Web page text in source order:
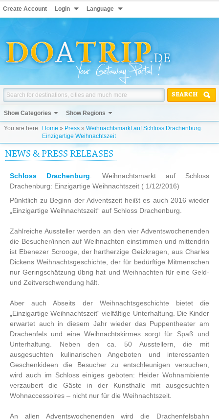
Create Account Login Language
SEARCH
Show Categories Show Regions
You are here: Home » Press » Weihnachtsmarkt auf Schloss Drachenburg:
Einzigartige Weihnachtszeit
NEWS & PRESS RELEASES
Schloss Drachenburg: Weihnachtsmarkt auf Schloss
Drachenburg: Einzigartige Weihnachtszeit ( 1/12/2016)
Pünktlich zu Beginn der Adventszeit heißt es auch 2016 wieder
„Einzigartige Weihnachtszeit“ auf Schloss Drachenburg.
Zahlreiche Aussteller werden an den vier Adventswochenenden
die Besucher/innen auf Weihnachten einstimmen und mittendrin
ist Ebenezer Scrooge, der hartherzige Geizkragen, aus Charles
Dickens Weihnachtsgeschichte, der für bedürftige Mitmenschen
nur Geringschätzung übrig hat und Weihnachten für eine Geld-
und Zeitverschwendung hält.
Aber auch Abseits der Weihnachtsgeschichte bietet die
„Einzigartige Weihnachtszeit“ vielfältige Unterhaltung. Die Kinder
erwartet auch in diesem Jahr wieder das Puppentheater am
Drachenfels und eine Weihnachtskirmes sorgt für Spaß und
Unterhaltung. Neben den ca. 50 Ausstellern, die mit
ausgesuchten kulinarischen Angeboten und interessanten
Geschenkideen die Besucher zu entschleunigen versuchen,
wird auch im Schloss einiges geboten: Heider Wohnambiente
verzaubert die Gäste in der Kunsthalle mit ausgesuchten
Wohnaccessoires – nicht nur für die Weihnachtszeit.
An allen Adventswochenenden wird die Drachenfelsbahn